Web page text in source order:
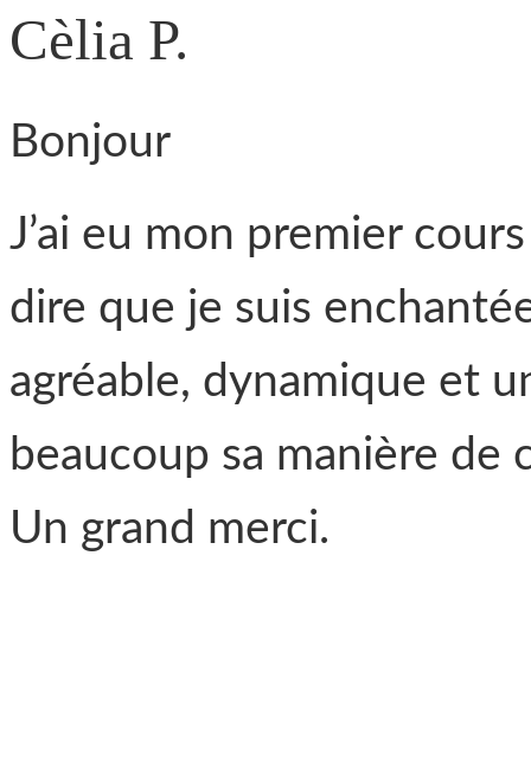
Cèlia P.
Bonjour
J’ai eu mon premier
dire que je suis
agréable, dynamique et
beaucoup sa manière de
Un grand merci.